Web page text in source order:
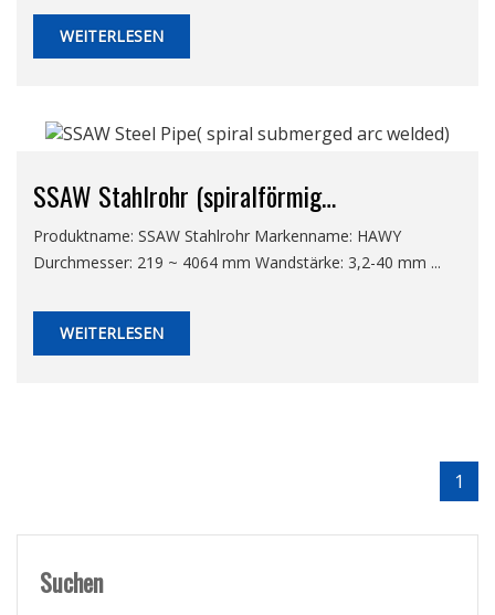
WEITERLESEN
SSAW Stahlrohr (spiralförmig
unterpulvergeschweißt)
Produktname: SSAW Stahlrohr Markenname: HAWY
Durchmesser: 219 ~ 4064 mm Wandstärke: 3,2-40 mm ...
WEITERLESEN
1
Suchen